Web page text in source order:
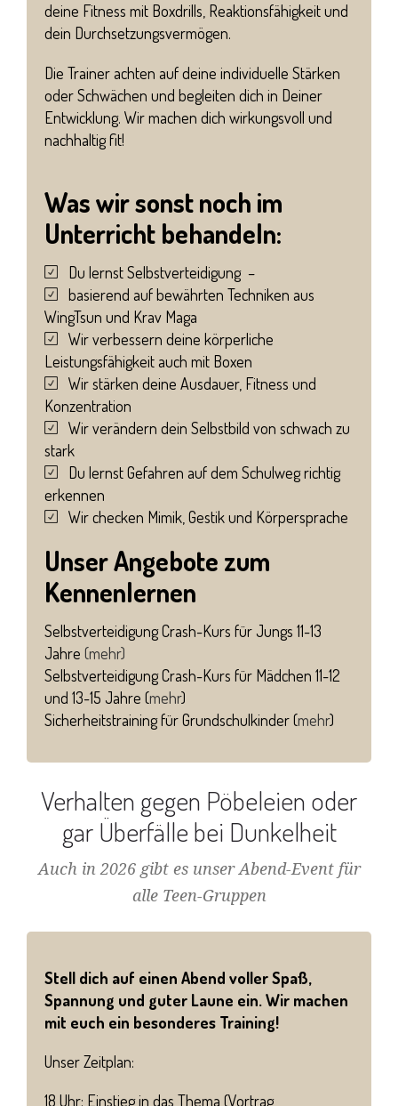
deine Fitness mit Boxdrills, Reaktionsfähigkeit und
dein Durchsetzungsvermögen.
Die Trainer achten auf deine individuelle Stärken
oder Schwächen und begleiten dich in Deiner
Entwicklung. Wir machen dich wirkungsvoll und
nachhaltig fit!
Was wir sonst noch im
Unterricht behandeln:
Du lernst Selbstverteidigung –
basierend auf bewährten Techniken aus
WingTsun und Krav Maga
Wir verbessern deine körperliche
Leistungsfähigkeit auch mit Boxen
Wir stärken deine Ausdauer, Fitness und
Konzentration
Wir verändern dein Selbstbild von schwach zu
stark
Du lernst Gefahren auf dem Schulweg richtig
erkennen
Wir checken Mimik, Gestik und Körpersprache
Unser Angebote zum
Kennenlernen
Selbstverteidigung Crash-Kurs für Jungs 11-13
Jahre (mehr)
Selbstverteidigung Crash-Kurs für Mädchen 11-12
und 13-15 Jahre (mehr)
Sicherheitstraining für Grundschulkinder (mehr)
Verhalten gegen Pöbeleien oder
gar Überfälle bei Dunkelheit
Auch in 2026 gibt es unser Abend-Event für
alle Teen-Gruppen
Stell dich auf einen Abend voller Spaß,
Spannung und guter Laune ein. Wir machen
mit euch ein besonderes Training!
Unser Zeitplan:
18 Uhr: Einstieg in das Thema (Vortrag,